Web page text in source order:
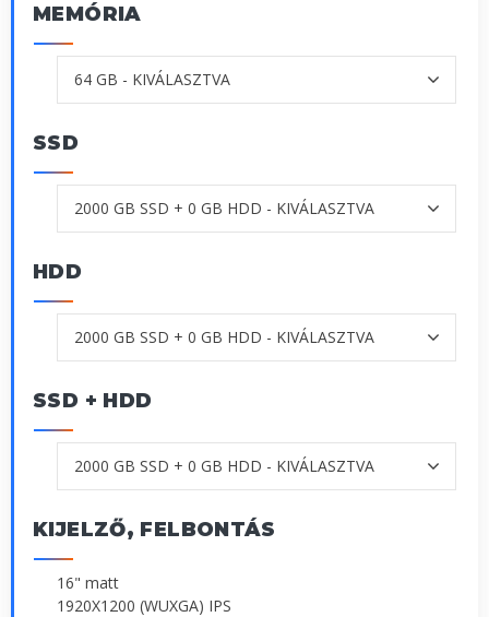
MEMÓRIA
SSD
HDD
SSD + HDD
KIJELZŐ, FELBONTÁS
16" matt
1920X1200 (WUXGA) IPS